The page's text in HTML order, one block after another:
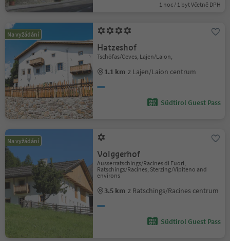
1 noc / 1 byt Včetně DPH
Na vyžádání
Hatzeshof
Tschöfas/Ceves, Lajen/Laion,
1.1 km z Lajen/Laion centrum
Südtirol Guest Pass
Na vyžádání
Volggerhof
Ausserratschings/Racines di Fuori,
Ratschings/Racines, Sterzing/Vipiteno and
environs
3.5 km z Ratschings/Racines centrum
Südtirol Guest Pass